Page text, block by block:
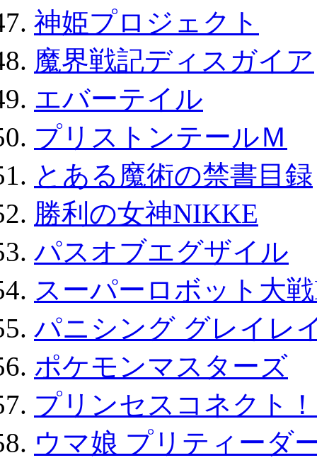
神姫プロジェクト
魔界戦記ディスガイア
エバーテイル
プリストンテールＭ
とある魔術の禁書目録
勝利の女神NIKKE
パスオブエグザイル
スーパーロボット大
パニシング グレイレ
ポケモンマスターズ
プリンセスコネクト
ウマ娘 プリティーダ